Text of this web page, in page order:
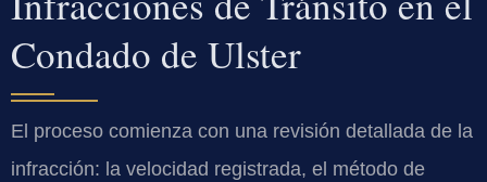
Condado de Ulster
El proceso comienza con una revisión detallada de la
infracción: la velocidad registrada, el método de